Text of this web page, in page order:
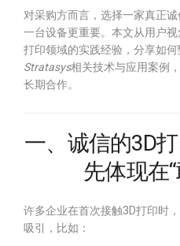
对采购方而言，选择一家真正
一台设备更重要。本文从用户
打印领域的实践经验，分享如
Stratasys相关技术与应用案例
长期合作。
一、诚信的3D
先体现在
许多企业在首次接触3D打印时
吸引，比如：